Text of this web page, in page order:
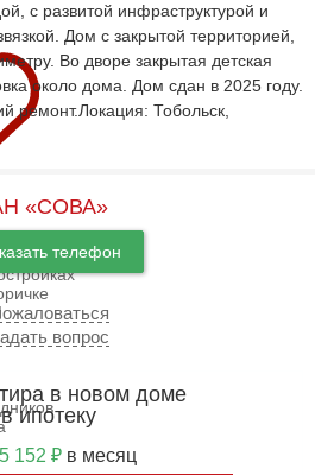
с развитой инфраструктурой и
Дом с закрытой территорией,
Во дворе закрытая детская
около дома. Дом сдан в 2025 году.
ремонт.Локация: Тобольск,
«СОВА»
телефон
вопрос
в новом доме
в ипотеку
152 ₽ в месяц